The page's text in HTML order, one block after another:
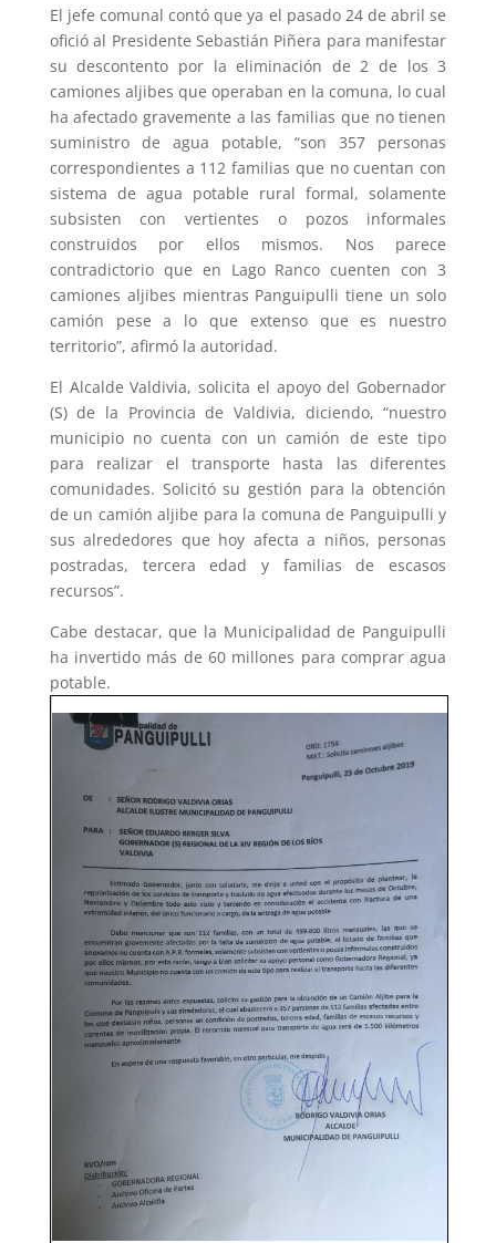
El jefe comunal contó que ya el pasado 24 de abril se
ofició al Presidente Sebastián Piñera para manifestar
su descontento por la eliminación de 2 de los 3
camiones aljibes que operaban en la comuna, lo cual
ha afectado gravemente a las familias que no tienen
suministro de agua potable, “son 357 personas
correspondientes a 112 familias que no cuentan con
sistema de agua potable rural formal, solamente
subsisten con vertientes o pozos informales
construidos por ellos mismos. Nos parece
contradictorio que en Lago Ranco cuenten con 3
camiones aljibes mientras Panguipulli tiene un solo
camión pese a lo que extenso que es nuestro
territorio”, afirmó la autoridad.
El Alcalde Valdivia, solicita el apoyo del Gobernador
(S) de la Provincia de Valdivia, diciendo, “nuestro
municipio no cuenta con un camión de este tipo
para realizar el transporte hasta las diferentes
comunidades. Solicitó su gestión para la obtención
de un camión aljibe para la comuna de Panguipulli y
sus alrededores que hoy afecta a niños, personas
postradas, tercera edad y familias de escasos
recursos”.
Cabe destacar, que la Municipalidad de Panguipulli
ha invertido más de 60 millones para comprar agua
potable.